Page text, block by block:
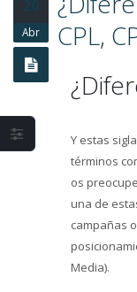
Abr
CPL,
Y estas
términos
os
una de
campañas
Media).